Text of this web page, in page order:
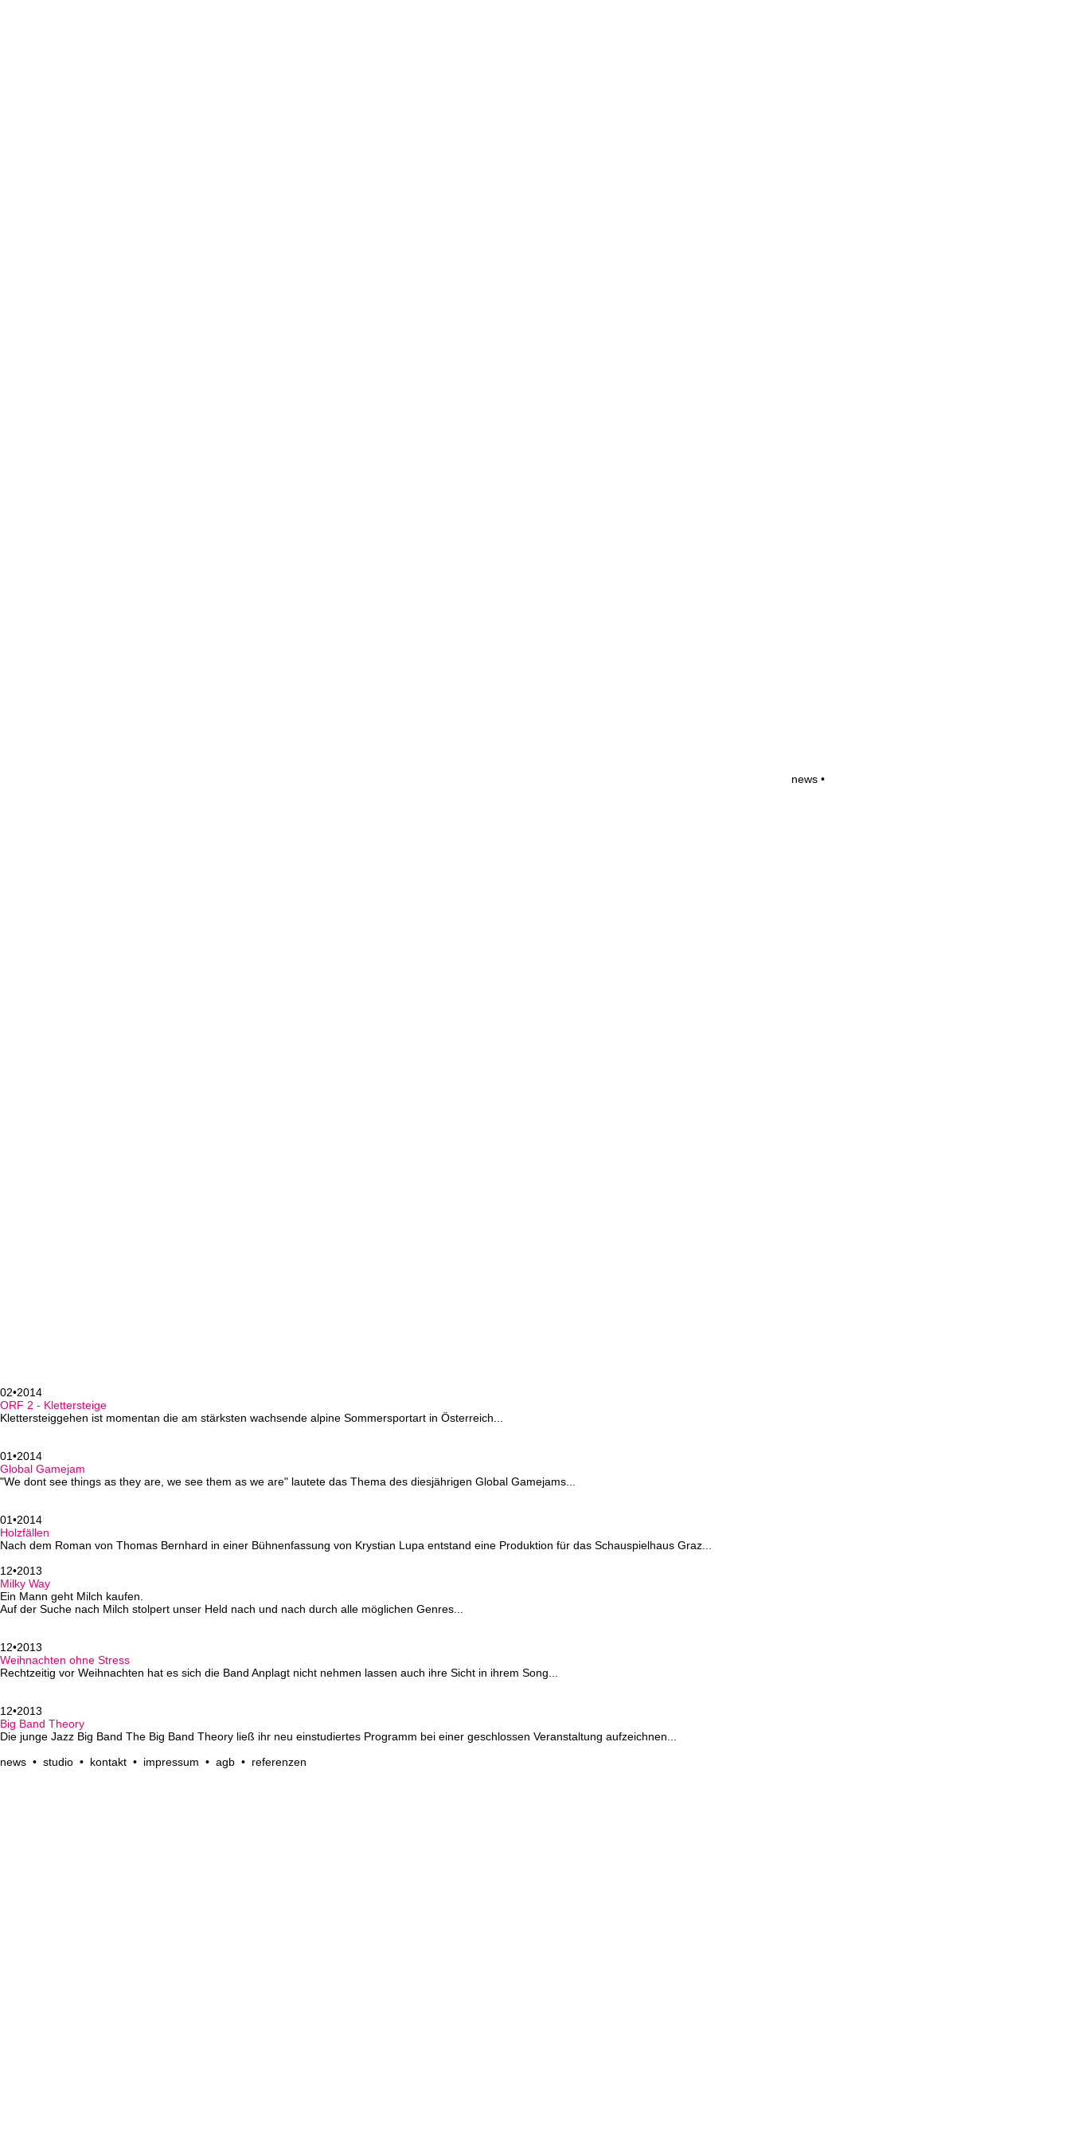
news •
02•2014
ORF 2 - Klettersteige
Klettersteiggehen ist momentan die am stärksten wachsende alpine Sommersportart in Österreich...
01•2014
Global Gamejam
"We dont see things as they are, we see them as we are" lautete das Thema des diesjährigen Global Gamejams...
01•2014
Holzfällen
Nach dem Roman von Thomas Bernhard in einer Bühnenfassung von Krystian Lupa entstand eine Produktion für das Schauspielhaus Graz...
12•2013
Milky Way
Ein Mann geht Milch kaufen.
Auf der Suche nach Milch stolpert unser Held nach und nach durch alle möglichen Genres...
12•2013
Weihnachten ohne Stress
Rechtzeitig vor Weihnachten hat es sich die Band Anplagt nicht nehmen lassen auch ihre Sicht in ihrem Song...
12•2013
Big Band Theory
Die junge Jazz Big Band The Big Band Theory ließ ihr neu einstudiertes Programm bei einer geschlossen Veranstaltung aufzeichnen...
news • studio • kontakt • impressum • agb • referenzen